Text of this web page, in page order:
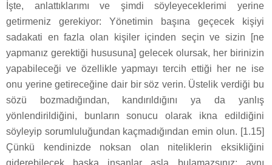
İşte, anlattıklarımı ve şimdi söyleyeceklerimi yerine
getirmeniz gerekiyor: Yönetimin başına geçecek kişiyi
sadakati en fazla olan kişiler içinden seçin ve sizin [ne
yapmanız gerektiği hususuna] gelecek olursak, her birinizin
yapabileceği ve özellikle yapmayı tercih ettiği her ne ise
onu yerine getireceğine dair bir söz verin. Üstelik verdiği bu
sözü bozmadığından, kandırıldığını ya da yanlış
yönlendirildiğini, bunların sonucu olarak ikna edildiğini
söyleyip sorumluluğundan kaçmadığından emin olun. [1.15]
Çünkü kendinizde noksan olan niteliklerin eksikliğini